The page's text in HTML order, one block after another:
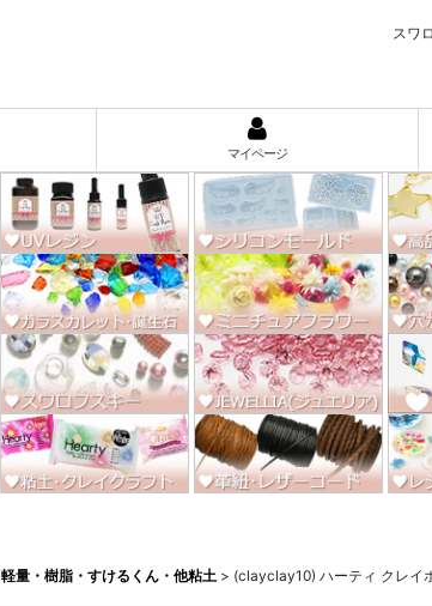
スワ
マイページ
軽量・樹脂・すけるくん・他粘土 > (clayclay10) ハーティ クレイ